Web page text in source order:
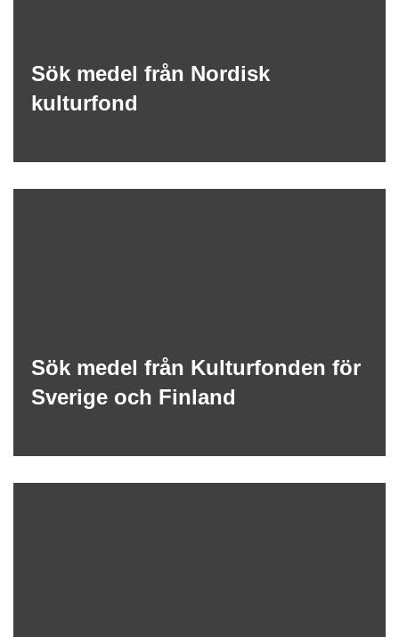
Sök medel från Nordisk
kulturfond
Sök medel från Kulturfonden för
Sverige och Finland